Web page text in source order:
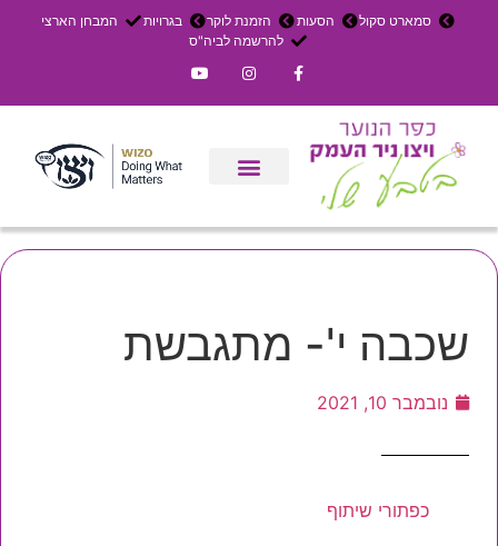
סמארט סקול הסעות הזמנת לוקר בגרויות
המבחן הארצי
להרשמה לביה"ס
שכבה י'- מתגבשת
נובמבר 10, 2021
כפתורי שיתוף